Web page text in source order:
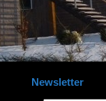
Newsletter